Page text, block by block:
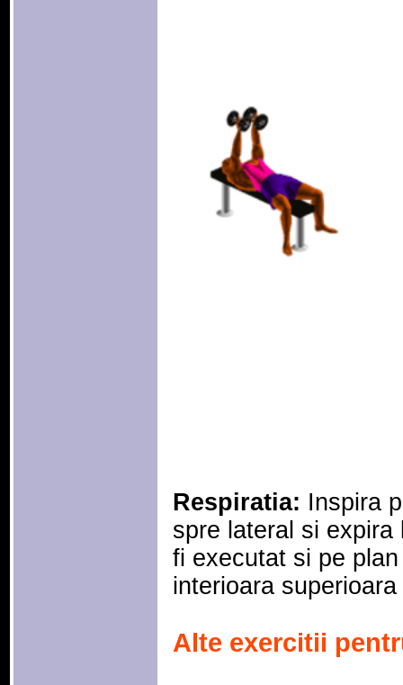
Respiratia: Inspira
spre lateral si
fi executat si pe
interioara
Alte exercitii